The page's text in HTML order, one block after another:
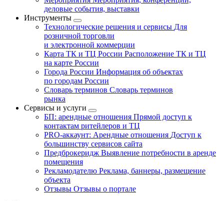
деловые события, выставки
Инструменты
Технологические решения и сервисы Для
розничной торговли
и электронной коммерции
Карта ТК и ТЦ России Расположение ТК и ТЦ
на карте России
Города России Информация об объектах
по городам России
Словарь терминов Словарь терминов
рынка
Сервисы и услуги
БП: арендные отношения Прямой доступ к
контактам ритейлеров и ТЦ
PRO-аккаунт: Арендные отношения Доступ к
большинству сервисов сайта
Предброкеридж Выявление потребности в аренде
помещения
Рекламодателю Реклама, баннеры, размещение
объекта
Отзывы Отзывы о портале